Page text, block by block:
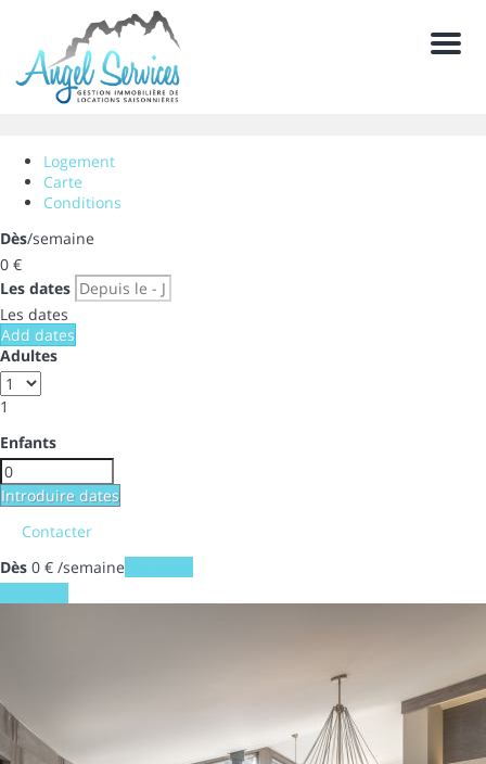
Menu
Logement
Carte
Conditions
Dès/semaine
0 €
Les dates
Les dates
Add dates
Adultes
1
Enfants
Introduire dates
Contacter
Dès 0 € /semaine